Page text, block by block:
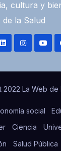
cultura y
de la Salud
La Web de
social
Ciencia
Salud Pública